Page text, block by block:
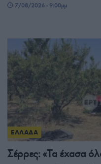
7/08/2026 - 9:00μμ
ΕΛΛΑΔΑ
Σέρρες: «Τα έχασα